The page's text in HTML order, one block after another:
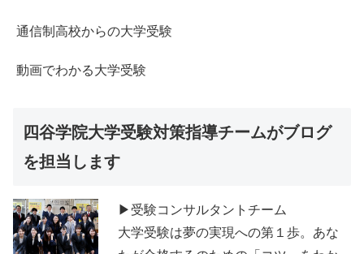
通信制高校からの大学受験
動画でわかる大学受験
四谷学院大学受験対策指導チームがブログ
を担当します
▶受験コンサルタントチーム
大学受験は夢の実現への第１歩。あな